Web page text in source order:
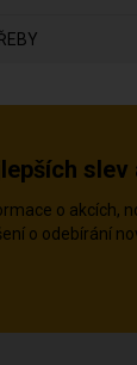
slev
o akcích,
o odebírání